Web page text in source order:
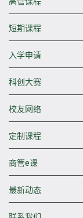
短期课程
入学申请
科创大赛
校友网络
定制课程
商管e课
最新动态